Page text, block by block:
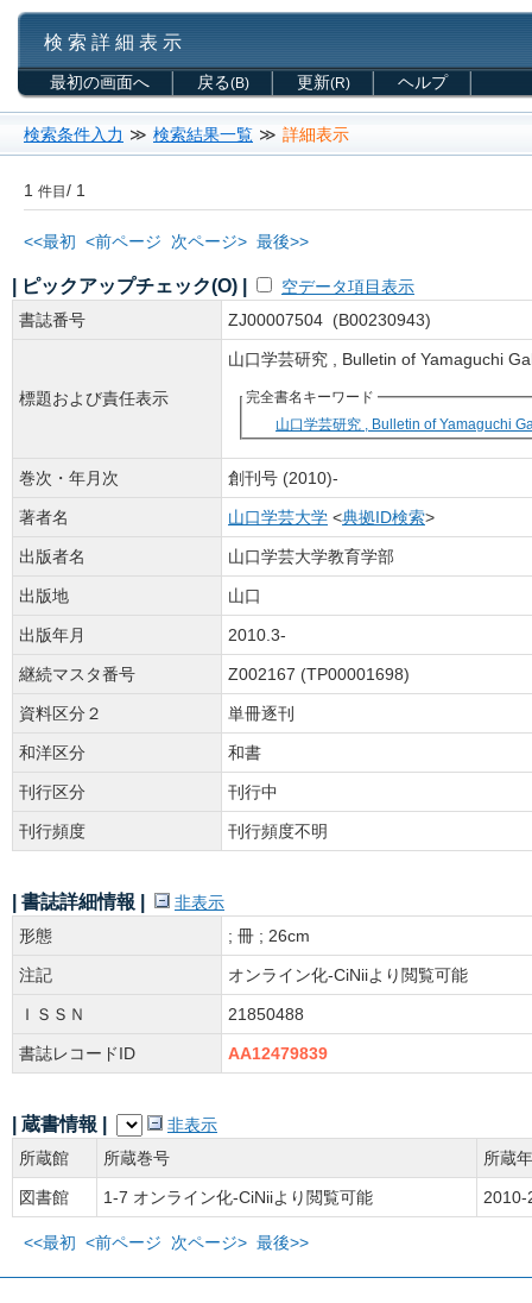
検 索 詳 細 表 示
最初の画面へ 戻る(B) 更新(R) ヘルプ
検索条件入力 ≫ 検索結果一覧 ≫ 詳細表示
1 件目/ 1
<<最初 <前ページ 次ページ> 最後>>
| ピックアップチェック(O) |
空データ項目表示
書誌番号
ZJ00007504 (B00230943)
標題および責任表示
山口学芸研究 , Bulletin of
完全書名キーワード
山口学芸研究 , Bulletin of Yamaguchi
巻次・年月次 創刊号 (2010)-
著者名 山口学芸大学 <典拠ID検索>
出版者名 山口学芸大学教育学部
出版地 山口
出版年月 2010.3-
継続マスタ番号 Z002167 (TP00001698)
資料区分２ 単冊逐刊
和洋区分 和書
刊行区分 刊行中
刊行頻度 刊行頻度不明
| 書誌詳細情報 |
非表示
形態
; 冊 ; 26cm
注記 オンライン化-CiNiiより閲覧可能
ＩＳＳＮ 21850488
書誌レコードID AA12479839
| 蔵書情報 |
非表示
所蔵館
所蔵巻号 所蔵
図書館 1-7 オンライン化-CiNiiより閲覧可能 2010-
<<最初 <前ページ 次ページ> 最後>>